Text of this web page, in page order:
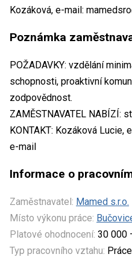
Kozáková, e-mail:
Poznámka
POŽADAVKY: vzdělání
schopnosti, proaktivní
zodpovědnost.
ZAMĚSTNAVATEL NABÍZÍ:
KONTAKT: Kozáková
e-mail
Informace o
Zaměstnavatel: Mamed s.r.o.
Místo výkonu práce:
Platové ohodnocení: 30 000
Typ pracovního vztahu: